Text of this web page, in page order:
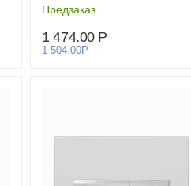
Предзаказ
1 474.00 Р
1 504.00Р